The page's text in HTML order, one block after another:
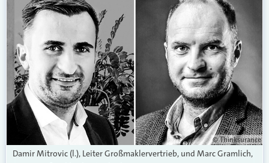
© Thinksurance
Damir Mitrovic (l.), Leiter Großmaklervertrieb, und Marc Gramlich,